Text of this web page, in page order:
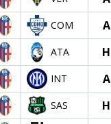
COM A
ATA H
INT A
SAS H